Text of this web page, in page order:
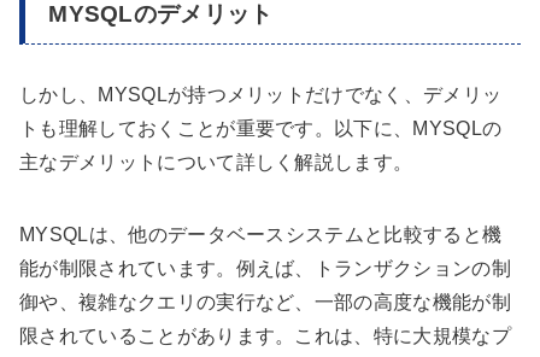
MYSQLのデメリット
しかし、MYSQLが持つメリットだけでなく、デメリッ
トも理解しておくことが重要です。以下に、MYSQLの
主なデメリットについて詳しく解説します。
MYSQLは、他のデータベースシステムと比較すると機
能が制限されています。例えば、トランザクションの制
御や、複雑なクエリの実行など、一部の高度な機能が制
限されていることがあります。これは、特に大規模なプ